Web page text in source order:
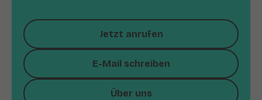
Jetzt anrufen
E-Mail schreiben
Über uns